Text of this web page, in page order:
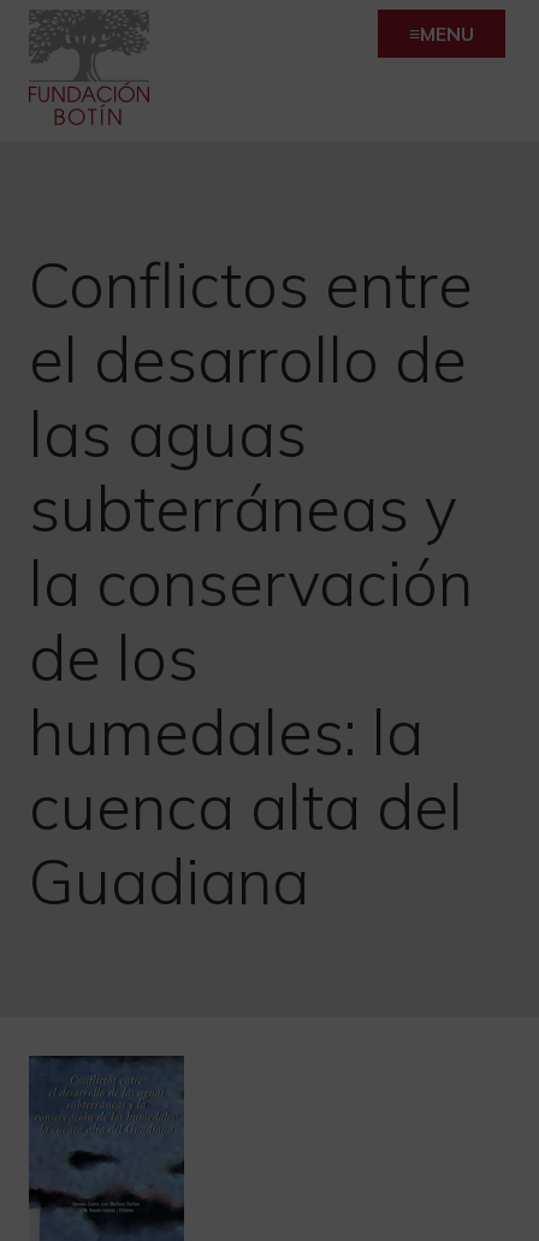
Skip
content
MENU
Conflictos entre
el desarrollo de
las aguas
subterráneas y
la conservación
de los
humedales: la
cuenca alta del
Guadiana